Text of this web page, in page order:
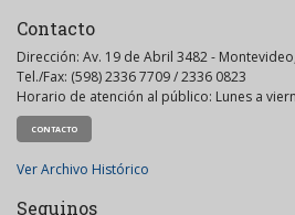
Contacto
Dirección: Av. 19 de Abril 3482 -
Tel./Fax: (598) 2336 7709 / 2336 0823
Horario de atención al público: Lunes a
CONTACTO
Ver Archivo Histórico
Seguinos